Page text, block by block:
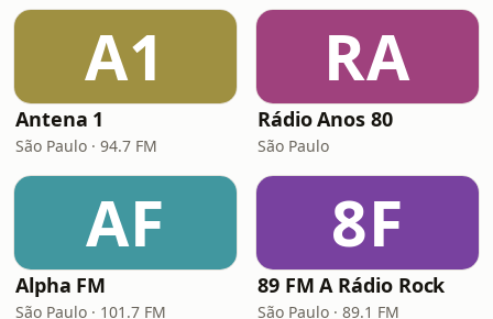
A1
Antena 1
São Paulo · 94.7 FM
RA
Rádio Anos 80
São Paulo
AF
Alpha FM
São Paulo · 101.7 FM
8F
89 FM A Rádio Rock
São Paulo · 89.1 FM